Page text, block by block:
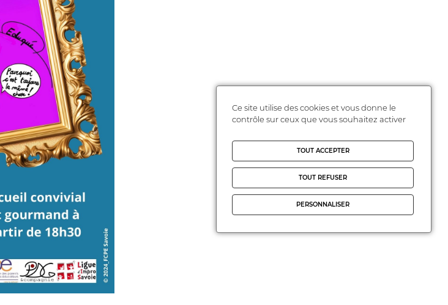
Ce site utilise des cookies et vous donne le
contrôle sur ceux que vous souhaitez activer
TOUT ACCEPTER
TOUT REFUSER
PERSONNALISER